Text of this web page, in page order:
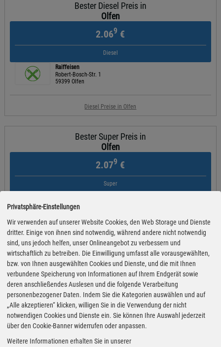
Bester Diesel Preis in
Olfen
2.069 €
Diesel
Raiffeisen
Robert-Bosch-Str. 1
59399 Olfen
Diesel Preise in Olfen
Bester Super Preis in
Olfen
2.079 €
Super
Castroper Str. 164
45711 Datteln
Super Preise in Olfen
Bester Super E10 Preis in
Olfen
2.019€
Super E10
Tankpoint
45711 Datteln
Privatsphäre-Einstellungen
Wir verwenden auf unserer Website Cookies, den Web Storage und Dienste
dritter. Einige von ihnen sind notwendig, während andere nicht notwendig
sind, uns jedoch helfen, unser Onlineangebot zu verbessern und
wirtschaftlich zu betreiben. Die Einwilligung umfasst alle vorausgewählten,
bzw. von Ihnen ausgewählten Cookies und Dienste, und die mit Ihnen
verbundene Speicherung von Informationen auf Ihrem Endgerät sowie
deren anschließendes Auslesen und die folgende Verarbeitung
personenbezogener Daten. Indem Sie die Kategorien auswählen und auf
„Alle akzeptieren“ klicken, willigen Sie in die Verwendung der nicht
notwendigen Cookies und Dienste ein. Sie können Ihre Auswahl jederzeit
über den Cookie-Banner widerrufen oder anpassen.
Weitere Informationen erhalten Sie in unserer